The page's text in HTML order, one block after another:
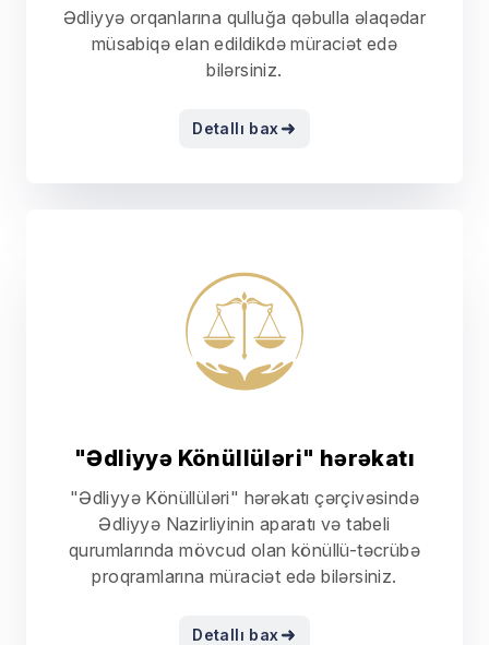
Təhsil, elmi-tədqiqat fəaliyyəti
qeydiyyatı və reyestri
Azərbaycan Respublikası Əhalisinin
Dövlət Reyestri
Ədliyyə orqanlarına qulluğa qəbulla əlaqədar
müsabiqə elan edildikdə müraciət edə
bilərsiniz.
Detallı bax
"Ədliyyə Könüllüləri" hərəkatı
"Ədliyyə Könüllüləri" hərəkatı çərçivəsində
Ədliyyə Nazirliyinin aparatı və tabeli
qurumlarında mövcud olan könüllü-təcrübə
proqramlarına müraciət edə bilərsiniz.
Detallı bax